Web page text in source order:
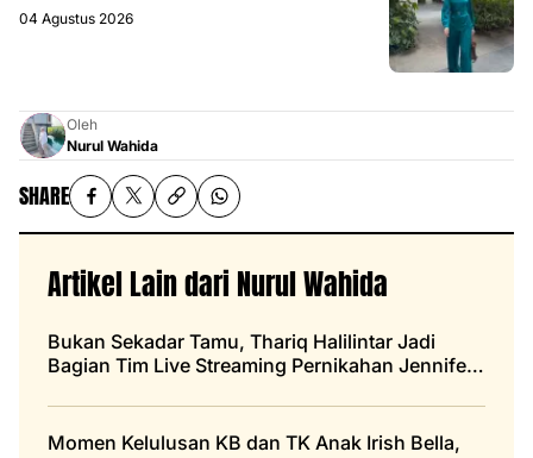
04 Agustus 2026
Oleh
Nurul Wahida
SHARE
Artikel Lain dari Nurul Wahida
Bukan Sekadar Tamu, Thariq Halilintar Jadi
Bagian Tim Live Streaming Pernikahan Jennifer
Momen Kelulusan KB dan TK Anak Irish Bella,